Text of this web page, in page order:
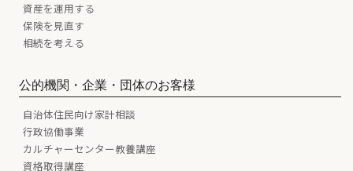
資産を運用する
保険を見直す
相続を考える
公的機関・企業・団体のお客様
自治体住民向け家計相談
行政協働事業
カルチャーセンター教養講座
資格取得講座